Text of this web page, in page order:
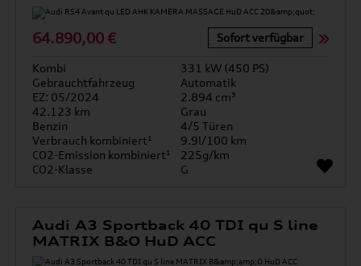
64.890,00 € Sofort verfügbar
Kombi
331 kW (450 PS)
Gebrauchtfahrzeug
Automatik
EZ: 05/2024
2.894 cm³
42.123 km
Grau
Benzin
4/5 Türen
Verbrauch kombiniert¹
9.9l/100 km
CO2-Emission kombiniert¹
225g/km
CO2-Klasse
G
Audi A3 Sportback 40 TDI qu S line
MATRIX B&O HuD ACC